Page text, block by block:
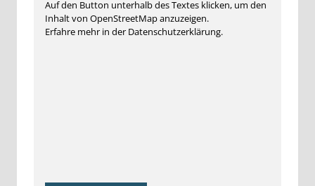
Auf den Button unterhalb des Textes klicken, um den
Inhalt von OpenStreetMap anzuzeigen.
Erfahre mehr in der Datenschutzerklärung.